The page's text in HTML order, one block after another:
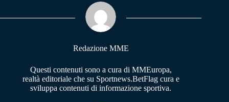
pp m
Redazione MME
Questi contenuti sono a cura di MMEuropa,
realtà editoriale che su Sportnews.BetFlag cura e
sviluppa contenuti di informazione sportiva.